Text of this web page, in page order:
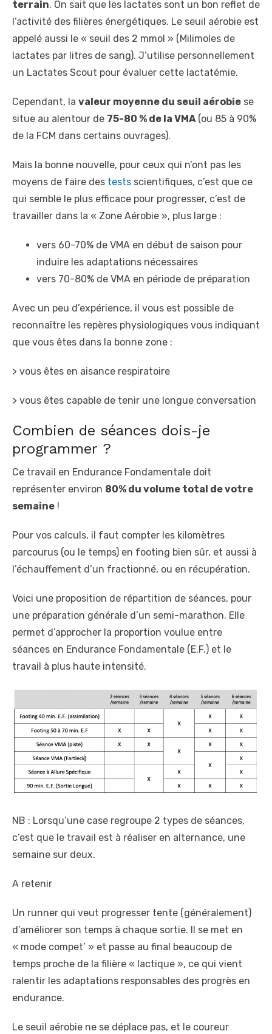
terrain. On sait que les lactates sont un bon reflet de
l’activité des filières énergétiques. Le seuil aérobie est
appelé aussi le « seuil des 2 mmol » (Milimoles de
lactates par litres de sang). J’utilise personnellement
un Lactates Scout pour évaluer cette lactatémie.
Cependant, la valeur moyenne du seuil aérobie se
situe au alentour de 75-80 % de la VMA(ou 85 à 90%
de la FCM dans certains ouvrages).
Mais la bonne nouvelle, pour ceux qui n’ont pas les
moyens de faire des tests scientifiques, c’est que ce
qui semble le plus efficace pour progresser, c’est de
travailler dans la « Zone Aérobie », plus large :
vers 60-70% de VMA en début de saison pour
induire les adaptations nécessaires
vers 70-80% de VMA en période de préparation
Avec un peu d’expérience, il vous est possible de
reconnaître les repères physiologiques vous indiquant
que vous êtes dans la bonne zone :
> vous êtes en aisance respiratoire
> vous êtes capable de tenir une longue conversation
Combien de séances dois-je
programmer ?
Ce travail en Endurance Fondamentale doit
représenter environ 80% du volume total de votre
semaine !
Pour vos calculs, il faut compter les kilomètres
parcourus (ou le temps) en footing bien sûr, et aussi à
l’échauffement d’un fractionné, ou en récupération.
Voici une proposition de répartition de séances, pour
une préparation générale d’un semi-marathon. Elle
permet d’approcher la proportion voulue entre
séances en Endurance Fondamentale (E.F.) et le
travail à plus haute intensité.
NB : Lorsqu’une case regroupe 2 types de séances,
c’est que le travail est à réaliser en alternance, une
semaine sur deux.
A retenir
Un runner qui veut progresser tente (généralement)
d’améliorer son temps à chaque sortie. Il se met en
« mode compet’ » et passe au final beaucoup de
temps proche de la filière « lactique », ce qui vient
ralentir les adaptations responsables des progrès en
endurance.
Le seuil aérobie ne se déplace pas, et le coureur